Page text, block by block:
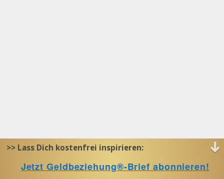
>> Lass Dich kostenfrei inspirieren:
Jetzt Geldbeziehung®-Brief abonnieren!